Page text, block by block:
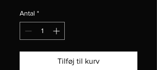
Antal *
Tilføj til kurv